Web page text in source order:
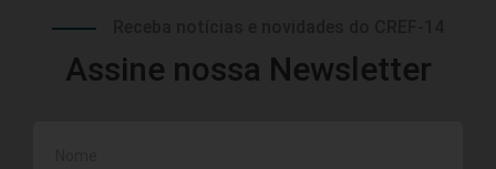
Assine nossa Newsletter